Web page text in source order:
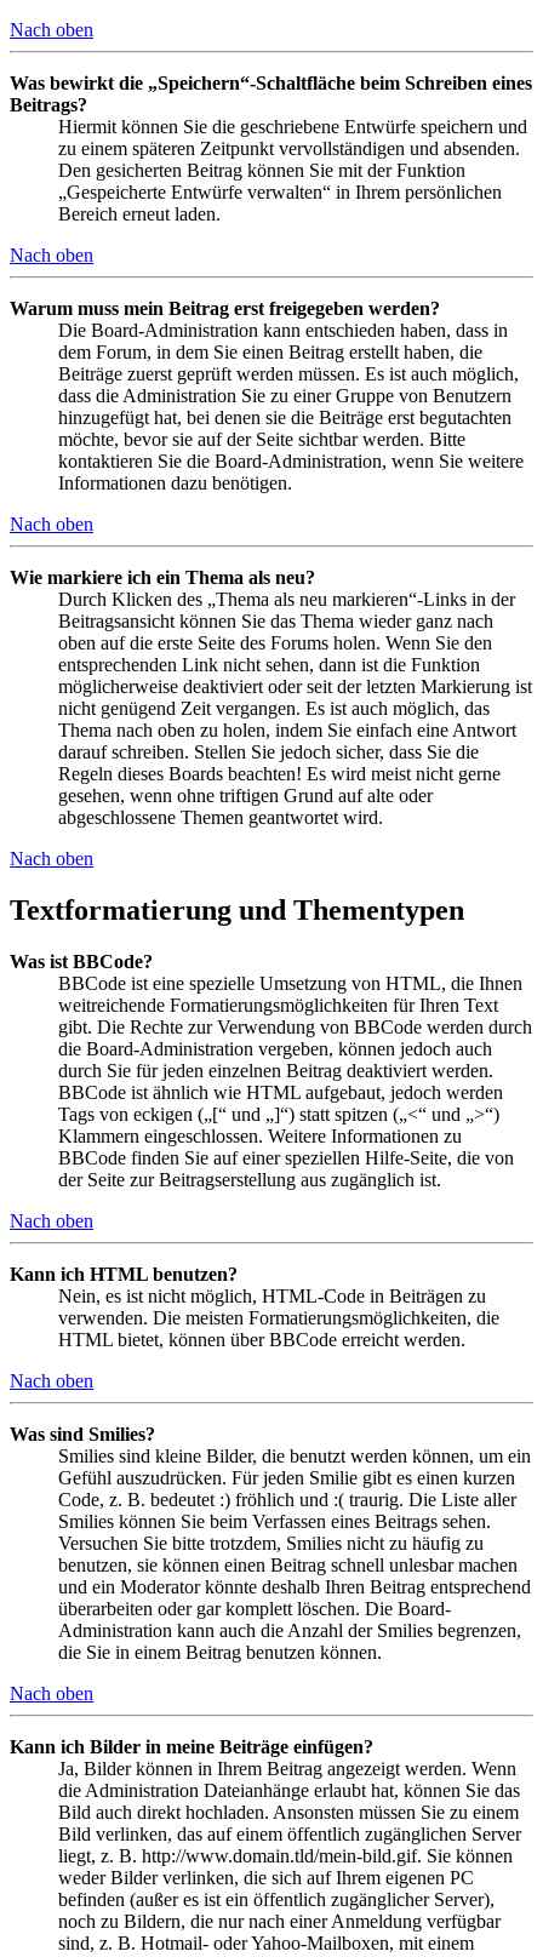
Nach oben
Was bewirkt die „Speichern“-Schaltfläche beim Schreiben eines
Beitrags?
Hiermit können Sie die geschriebene Entwürfe speichern und
zu einem späteren Zeitpunkt vervollständigen und absenden.
Den gesicherten Beitrag können Sie mit der Funktion
„Gespeicherte Entwürfe verwalten“ in Ihrem persönlichen
Bereich erneut laden.
Nach oben
Warum muss mein Beitrag erst freigegeben werden?
Die Board-Administration kann entschieden haben, dass in
dem Forum, in dem Sie einen Beitrag erstellt haben, die
Beiträge zuerst geprüft werden müssen. Es ist auch möglich,
dass die Administration Sie zu einer Gruppe von Benutzern
hinzugefügt hat, bei denen sie die Beiträge erst begutachten
möchte, bevor sie auf der Seite sichtbar werden. Bitte
kontaktieren Sie die Board-Administration, wenn Sie weitere
Informationen dazu benötigen.
Nach oben
Wie markiere ich ein Thema als neu?
Durch Klicken des „Thema als neu markieren“-Links in der
Beitragsansicht können Sie das Thema wieder ganz nach
oben auf die erste Seite des Forums holen. Wenn Sie den
entsprechenden Link nicht sehen, dann ist die Funktion
möglicherweise deaktiviert oder seit der letzten Markierung ist
nicht genügend Zeit vergangen. Es ist auch möglich, das
Thema nach oben zu holen, indem Sie einfach eine Antwort
darauf schreiben. Stellen Sie jedoch sicher, dass Sie die
Regeln dieses Boards beachten! Es wird meist nicht gerne
gesehen, wenn ohne triftigen Grund auf alte oder
abgeschlossene Themen geantwortet wird.
Nach oben
Textformatierung und Thementypen
Was ist BBCode?
BBCode ist eine spezielle Umsetzung von HTML, die Ihnen
weitreichende Formatierungsmöglichkeiten für Ihren Text
gibt. Die Rechte zur Verwendung von BBCode werden durch
die Board-Administration vergeben, können jedoch auch
durch Sie für jeden einzelnen Beitrag deaktiviert werden.
BBCode ist ähnlich wie HTML aufgebaut, jedoch werden
Tags von eckigen („[“ und „]“) statt spitzen („<“ und „>“)
Klammern eingeschlossen. Weitere Informationen zu
BBCode finden Sie auf einer speziellen Hilfe-Seite, die von
der Seite zur Beitragserstellung aus zugänglich ist.
Nach oben
Kann ich HTML benutzen?
Nein, es ist nicht möglich, HTML-Code in Beiträgen zu
verwenden. Die meisten Formatierungsmöglichkeiten, die
HTML bietet, können über BBCode erreicht werden.
Nach oben
Was sind Smilies?
Smilies sind kleine Bilder, die benutzt werden können, um ein
Gefühl auszudrücken. Für jeden Smilie gibt es einen kurzen
Code, z. B. bedeutet :) fröhlich und :( traurig. Die Liste aller
Smilies können Sie beim Verfassen eines Beitrags sehen.
Versuchen Sie bitte trotzdem, Smilies nicht zu häufig zu
benutzen, sie können einen Beitrag schnell unlesbar machen
und ein Moderator könnte deshalb Ihren Beitrag entsprechend
überarbeiten oder gar komplett löschen. Die Board-
Administration kann auch die Anzahl der Smilies begrenzen,
die Sie in einem Beitrag benutzen können.
Nach oben
Kann ich Bilder in meine Beiträge einfügen?
Ja, Bilder können in Ihrem Beitrag angezeigt werden. Wenn
die Administration Dateianhänge erlaubt hat, können Sie das
Bild auch direkt hochladen. Ansonsten müssen Sie zu einem
Bild verlinken, das auf einem öffentlich zugänglichen Server
liegt, z. B. http://www.domain.tld/mein-bild.gif. Sie können
weder Bilder verlinken, die sich auf Ihrem eigenen PC
befinden (außer es ist ein öffentlich zugänglicher Server),
noch zu Bildern, die nur nach einer Anmeldung verfügbar
sind, z. B. Hotmail- oder Yahoo-Mailboxen, mit einem